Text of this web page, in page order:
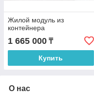
Жилой модуль из
контейнера
1 665 000 ₸
Купить
О нас